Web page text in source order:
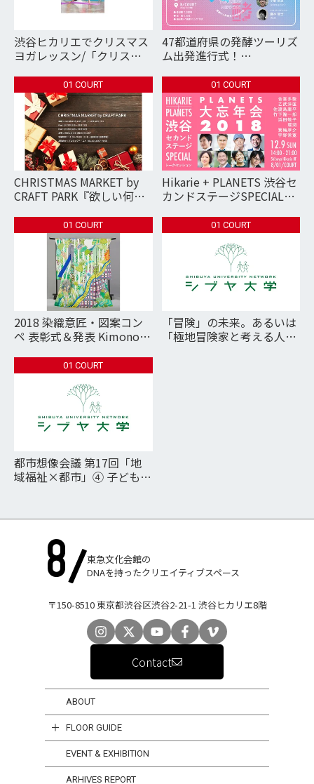
渋谷ヒカリエでクリスマス
ヨガレッスン/「クリスマ
47都道府県の発酵ツーリズ
ム出発進行式！
Nippon」展 関連トーク
ショー
01 COURT
CHRISTMAS MARKET by
CRAFT PARK『欲しい何か
01 COURT
Hikarie + PLANETS 渋谷セ
カンドステージSPECIAL
01 COURT
2018 染織意匠・図案コン
ペ 表彰式＆発表 Kimono
Competition 2018 The
Exhibition of Award-
winning Works
01 COURT
「冒険」の未来。あるいは
「極地冒険家と考える人間
01 COURT
都市想像会議 第17回「地
域福祉×都市」④ 子どもと
東急文化会館の
DNAを持ったクリエイティブスペース
〒150-8510 東京都渋谷区渋谷2-21-1 渋谷ヒカリエ8階
Contact
ABOUT
FLOOR GUIDE
EVENT & EXHIBITION
ARHIVES REPORT